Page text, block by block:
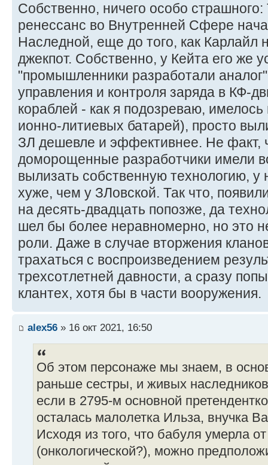
Собственно, ничего особо страшного:
ренессанс во Внутренней Сфере
Наследной, еще до того, как Карлайл
джекпот. Собственно, у Кейта его же
"промышленники разработали
управления и контроля заряда в КФ-
кораблей - как я подозреваю,
ионно-литиевых батарей), просто
ЗЛ дешевле и эффективнее. Не факт,
доморощенные разработчики имели
вылизать собственную технологию, у
хуже, чем у ЗЛовской. Так что,
на десять-двадцать попозже, да
шел бы более неравномерно, но это
роли. Даже в случае вторжения
трахаться с воспроизведением
трехсотлетней давности, а сразу
клантех, хотя бы в части вооружения.
alex56 » 16 окт 2021, 16:50
Об этом персонаже мы знаем, в
раньше сестры, и живых
если в 2795-м основной
осталась малолетка Ильза, внучка
Исходя из того, что бабуля умерла
(онкологической?), можно